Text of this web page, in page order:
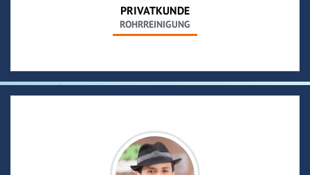
PRIVATKUNDE
ROHRREINIGUNG